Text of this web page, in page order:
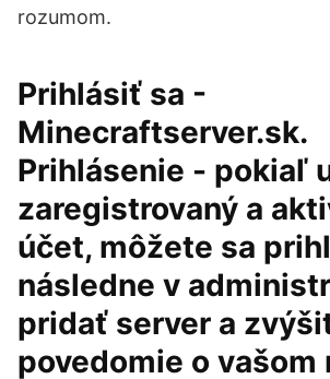
rozumom.
Prihlásiť sa -
Minecraftserver.sk.
Prihlásenie - pokiaľ
zaregistrovaný a
účet, môžete sa
následne v
pridať server a
povedomie o